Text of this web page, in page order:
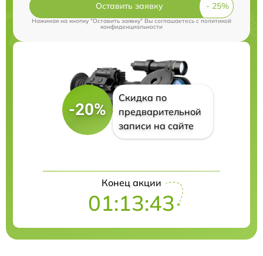
Оставить заявку
Нажимая на кнопку "Оставить заявку" Вы соглашаетесь cполитикой
конфиденциальности
-20%
Скидка по
предварительной
записи на сайте
Конец акции
01:13:42